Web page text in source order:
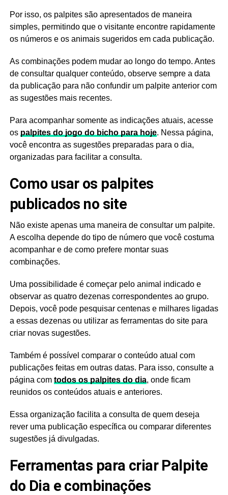
Por isso, os palpites são apresentados de maneira
simples, permitindo que o visitante encontre rapidamente
os números e os animais sugeridos em cada publicação.
As combinações podem mudar ao longo do tempo. Antes
de consultar qualquer conteúdo, observe sempre a data
da publicação para não confundir um palpite anterior com
as sugestões mais recentes.
Para acompanhar somente as indicações atuais, acesse
os palpites do jogo do bicho para hoje. Nessa página,
você encontra as sugestões preparadas para o dia,
organizadas para facilitar a consulta.
Como usar os palpites
publicados no site
Não existe apenas uma maneira de consultar um palpite.
A escolha depende do tipo de número que você costuma
acompanhar e de como prefere montar suas
combinações.
Uma possibilidade é começar pelo animal indicado e
observar as quatro dezenas correspondentes ao grupo.
Depois, você pode pesquisar centenas e milhares ligadas
a essas dezenas ou utilizar as ferramentas do site para
criar novas sugestões.
Também é possível comparar o conteúdo atual com
publicações feitas em outras datas. Para isso, consulte a
página com todos os palpites do dia, onde ficam
reunidos os conteúdos atuais e anteriores.
Essa organização facilita a consulta de quem deseja
rever uma publicação específica ou comparar diferentes
sugestões já divulgadas.
Ferramentas para criar Palpite
do Dia e combinações